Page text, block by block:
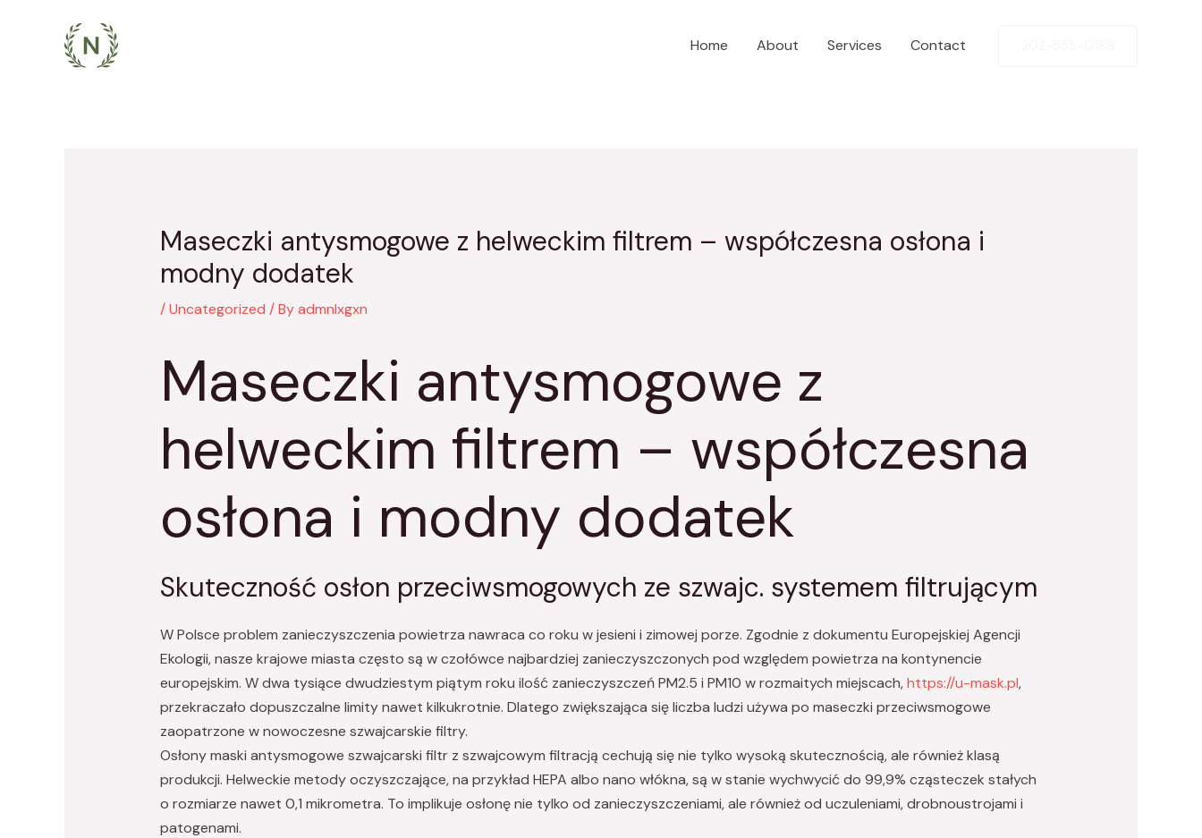
Home About Services Contact
Maseczki antysmogowe z helweckim filtrem – współczesna osłona i
modny dodatek
/Uncategorized / Byadmnlxgxn
Maseczki antysmogowe z
helweckim filtrem – współczesna
osłona i modny dodatek
Skuteczność osłon przeciwsmogowych ze szwajc. systemem filtrującym
W Polsce problem zanieczyszczenia powietrza nawraca co roku w jesieni i zimowej porze. Zgodnie z dokumentu Europejskiej Agencji
Ekologii, nasze krajowe miasta często są w czołówce najbardziej zanieczyszczonych pod względem powietrza na kontynencie
europejskim. W dwa tysiące dwudziestym piątym roku ilość zanieczyszczeń PM2.5 i PM10 w rozmaitych miejscach,https://u-mask.pl,
przekraczało dopuszczalne limity nawet kilkukrotnie. Dlatego zwiększająca się liczba ludzi używa po maseczki przeciwsmogowe
zaopatrzone w nowoczesne szwajcarskie filtry.
Osłony maski antysmogowe szwajcarski filtr z szwajcowym filtracją cechują się nie tylko wysoką skutecznością, ale również klasą
produkcji. Helweckie metody oczyszczające, na przykład HEPA albo nano włókna, są w stanie wychwycić do 99,9% cząsteczek stałych
o rozmiarze nawet 0,1 mikrometra. To implikuje osłonę nie tylko od zanieczyszczeniami, ale również od uczuleniami, drobnoustrojami i
patogenami.